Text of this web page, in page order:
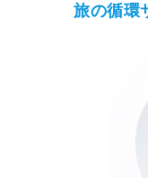
旅の循環